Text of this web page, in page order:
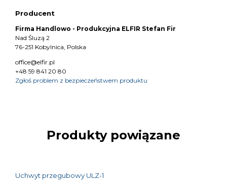
Producent
Firma Handlowo - Produkcyjna ELFIR Stefan Fir
Nad Śluzą 2
76-251 Kobylnica, Polska
office@elfir.pl
+48 59 841 20 80
Zgłoś problem z bezpieczeństwem produktu
Produkty powiązane
Uchwyt przegubowy ULZ-1